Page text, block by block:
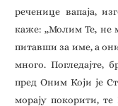
реченице вапаја,
каже: ,,Молим Те, не
питавши за име, а они
много. Погледајте,
пред Оним Који је
морају покорити,